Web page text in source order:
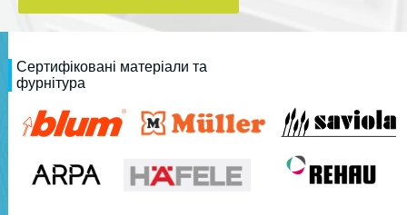
Сертифіковані матеріали та
фурнітура